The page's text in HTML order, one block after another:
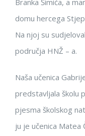
domu hercega
Na njoj su
područja HNŽ – a.
Naša učenica
predstavljala školu
pjesma školskog
ju je učenica Matea